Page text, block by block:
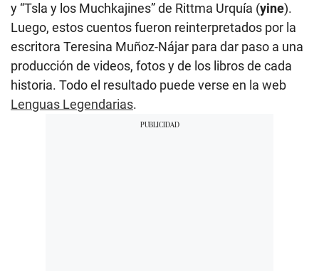
y “Tsla y los Muchkajines” de Rittma Urquía (yine).
Luego, estos cuentos fueron reinterpretados por la
escritora Teresina Muñoz-Nájar para dar paso a una
producción de videos, fotos y de los libros de cada
historia. Todo el resultado puede verse en la web
Lenguas Legendarias.